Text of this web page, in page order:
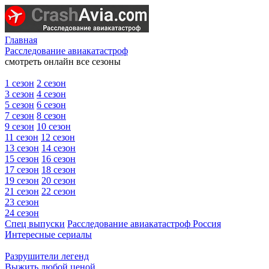
Главная
Расследование авиакатастроф
смотреть онлайн все сезоны
1 сезон 2 сезон
3 сезон 4 сезон
5 сезон 6 сезон
7 сезон 8 сезон
9 сезон 10 сезон
11 сезон 12 сезон
13 сезон 14 сезон
15 сезон 16 сезон
17 сезон 18 сезон
19 сезон 20 сезон
21 сезон 22 сезон
23 сезон
24 сезон
Спец выпуски Расследование авиакатастроф Россия
Интересные сериалы
Разрушители легенд
Выжить любой ценой